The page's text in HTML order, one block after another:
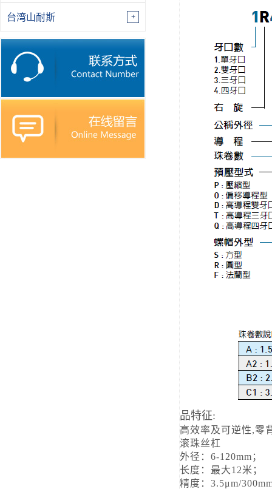
台湾山耐斯
品特征:
高效率及可逆性,零
滚珠丝杠
外径：6-120mm；
长度：最大12米；
精度：3.5μm/